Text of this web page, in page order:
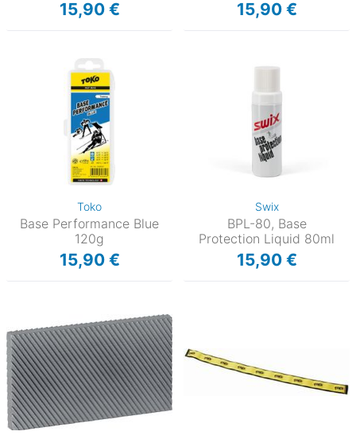
15,90 € 15,90 €
Toko
Base Performance Blue
120g
15,90 €
Swix
BPL-80, Base
Protection Liquid 80ml
15,90 €